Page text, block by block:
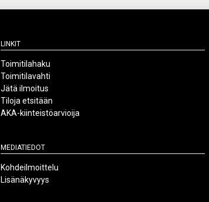
Linkit
Toimitilahaku
Toimitilavahti
Jätä ilmoitus
Tiloja etsitään
AKA-kiinteistöarvioija
Mediatiedot
Kohdeilmoittelu
Lisänäkyvyys